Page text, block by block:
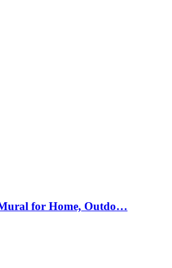
for Home, Outdo…